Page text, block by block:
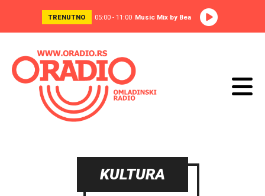
TRENUTNO 05:00 - 11:00 Music Mix by Bea
KULTURA